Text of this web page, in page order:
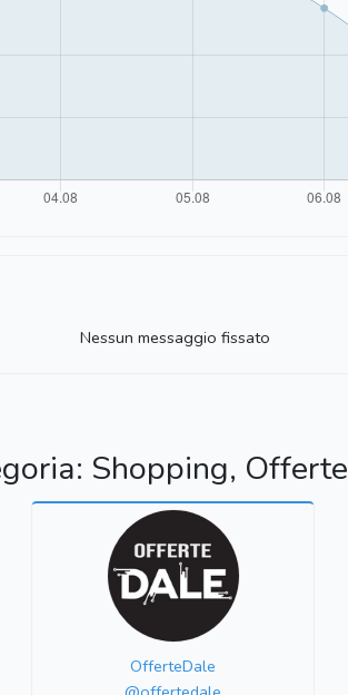
Nessun messaggio fissato
Shopping, Offerte
OfferteDale